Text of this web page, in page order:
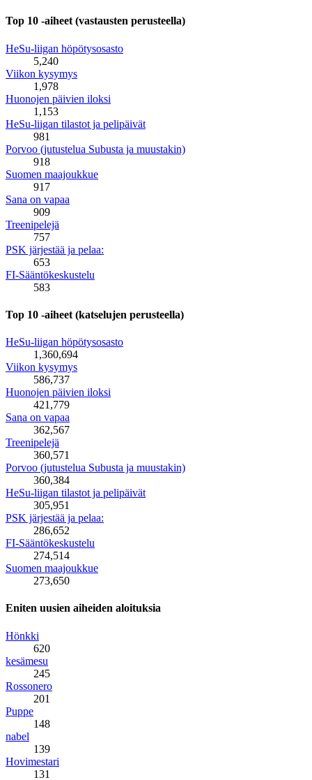
Top 10 -aiheet (vastausten perusteella)
HeSu-liigan höpötysosasto
5,240
Viikon kysymys
1,978
Huonojen päivien iloksi
1,153
HeSu-liigan tilastot ja pelipäivät
981
Porvoo (jutustelua Subusta ja muustakin)
918
Suomen maajoukkue
917
Sana on vapaa
909
Treenipelejä
757
PSK järjestää ja pelaa:
653
FI-Sääntökeskustelu
583
Top 10 -aiheet (katselujen perusteella)
HeSu-liigan höpötysosasto
1,360,694
Viikon kysymys
586,737
Huonojen päivien iloksi
421,779
Sana on vapaa
362,567
Treenipelejä
360,571
Porvoo (jutustelua Subusta ja muustakin)
360,384
HeSu-liigan tilastot ja pelipäivät
305,951
PSK järjestää ja pelaa:
286,652
FI-Sääntökeskustelu
274,514
Suomen maajoukkue
273,650
Eniten uusien aiheiden aloituksia
Hönkki
620
kesämesu
245
Rossonero
201
Puppe
148
nabel
139
Hovimestari
131